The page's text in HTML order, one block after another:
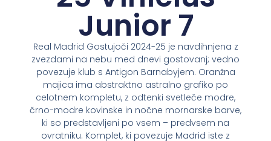
Junior 7
Real Madrid Gostujoči 2024-25 je navdihnjena z
zvezdami na nebu med dnevi gostovanj; vedno
povezuje klub s Antigon Barnabyjem. Oranžna
majica ima abstraktno astralno grafiko po
celotnem kompletu, z odtenki svetleče modre,
črno-modre kovinske in nočne mornarske barve,
ki so predstavljeni po vsem – predvsem na
ovratniku. Komplet, ki povezuje Madrid iste z